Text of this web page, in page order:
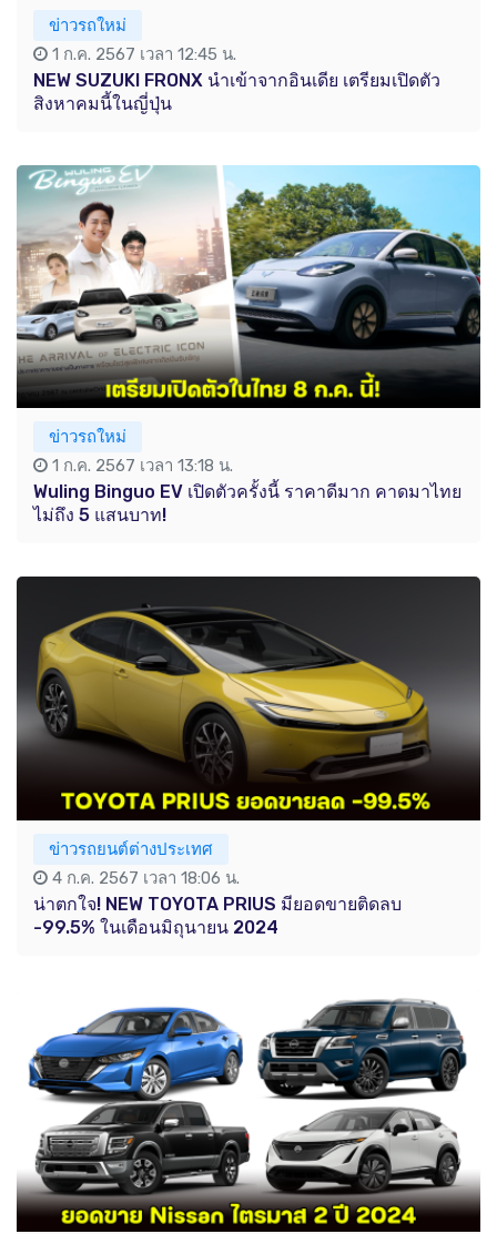
ข่าวรถใหม่
1 ก.ค. 2567 เวลา 12:45 น.
NEW SUZUKI FRONX นำเข้าจากอินเดีย เตรียมเปิดตัว
สิงหาคมนี้ในญี่ปุ่น
ข่าวรถใหม่
1 ก.ค. 2567 เวลา 13:18 น.
Wuling Binguo EV เปิดตัวครั้งนี้ ราคาดีมาก คาดมาไทย
ไม่ถึง 5 แสนบาท!
ข่าวรถยนต์ต่างประเทศ
4 ก.ค. 2567 เวลา 18:06 น.
น่าตกใจ! NEW TOYOTA PRIUS มียอดขายติดลบ
-99.5% ในเดือนมิถุนายน 2024